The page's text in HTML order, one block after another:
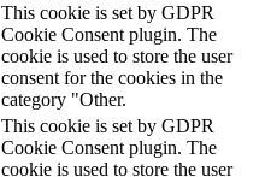
This cookie is set by GDPR
Cookie Consent plugin. The
cookie is used to store the user
consent for the cookies in the
category "Other.
This cookie is set by GDPR
Cookie Consent plugin. The
cookie is used to store the user